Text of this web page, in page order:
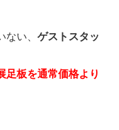
い、 ゲストスタッ
足板を通常価格より